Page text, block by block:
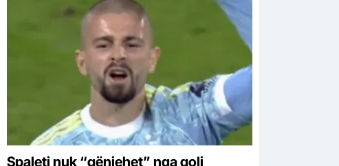
Spaleti nuk “gënjehet” nga goli